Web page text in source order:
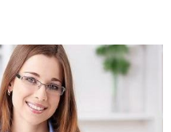
#cây treo quần áo